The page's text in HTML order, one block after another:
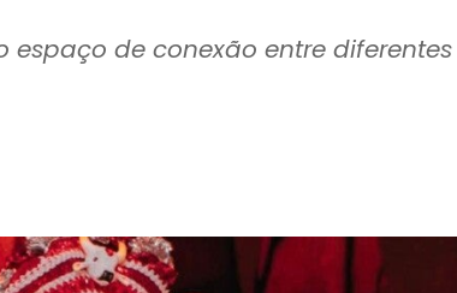
de conexão entre diferentes